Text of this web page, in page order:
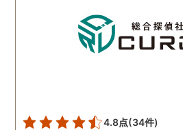
4.8点(34件)